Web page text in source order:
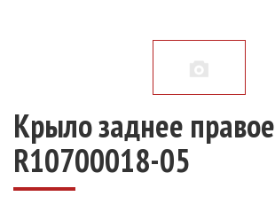
Крыло заднее правое
R10700018-05